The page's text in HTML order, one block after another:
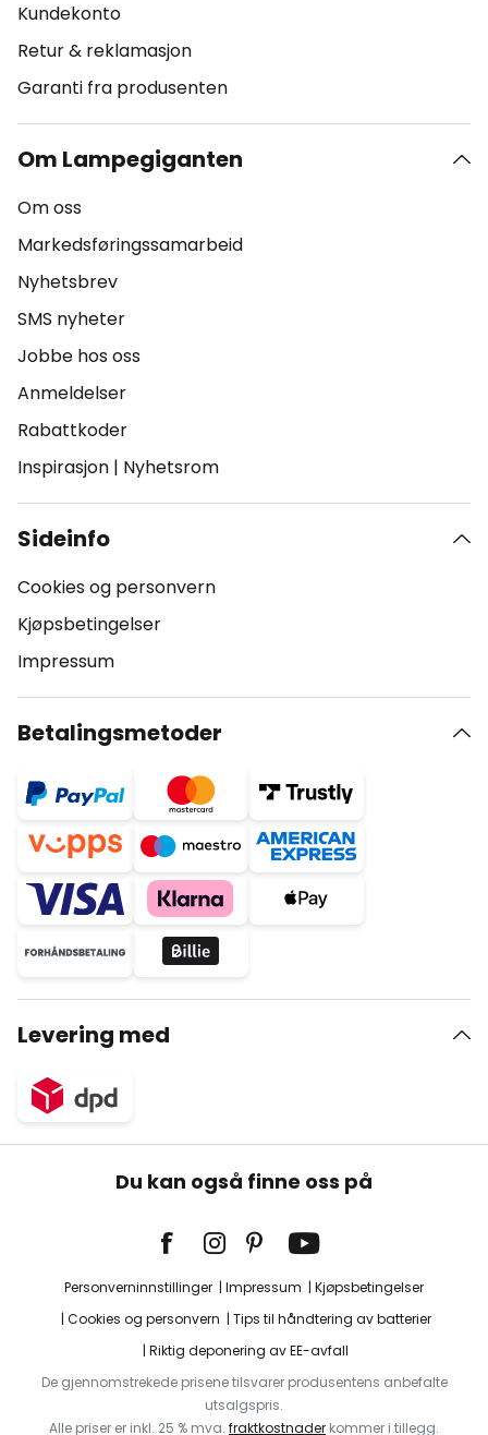
Kundekonto
Retur & reklamasjon
Garanti fra produsenten
Om Lampegiganten
Om oss
Markedsføringssamarbeid
Nyhetsbrev
SMS nyheter
Jobbe hos oss
Anmeldelser
Rabattkoder
Inspirasjon | Nyhetsrom
Sideinfo
Cookies og personvern
Kjøpsbetingelser
Impressum
Betalingsmetoder
Levering med
Du kan også finne oss på
Personverninnstillinger Impressum
Kjøpsbetingelser
Cookies og personvern
Tips til håndtering av batterier
Riktig deponering av EE-avfall
De gjennomstrekede prisene tilsvarer produsentens anbefalte
utsalgspris.
Alle priser er inkl. 25 % mva. fraktkostnader kommer i tillegg.